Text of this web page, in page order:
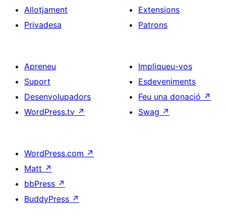
Allotjament
Privadesa
Extensions
Patrons
Apreneu
Suport
Desenvolupadors
WordPress.tv ↗
Impliqueu-vos
Esdeveniments
Feu una donació ↗
Swag ↗
WordPress.com ↗
Matt ↗
bbPress ↗
BuddyPress ↗